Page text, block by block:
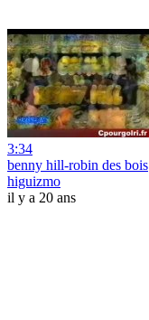
3:34
benny hill-robin des bois
higuizmo
il y a 20 ans